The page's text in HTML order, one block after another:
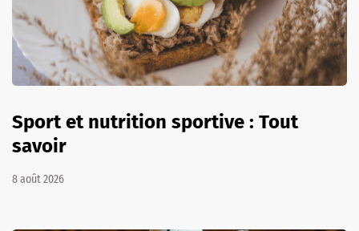
Sport et nutrition sportive : Tout
savoir
8 août 2026